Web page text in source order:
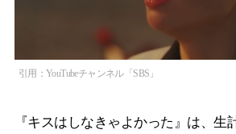
引用：YouTubeチャンネル「SBS」
『キスはしなきゃよかった』は、生